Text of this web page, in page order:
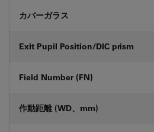
カバーガラス
Exit Pupil Position/DIC prism
Field Number (FN)
作動距離 (WD、mm)